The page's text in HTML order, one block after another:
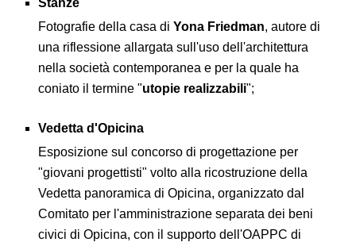
Stanze
Fotografie della casa di Yona Friedman, autore di
una riflessione allargata sull'uso dell'architettura
nella società contemporanea e per la quale ha
coniato il termine "utopie realizzabili";
Vedetta d'Opicina
Esposizione sul concorso di progettazione per
"giovani progettisti" volto alla ricostruzione della
Vedetta panoramica di Opicina, organizzato dal
Comitato per l'amministrazione separata dei beni
civici di Opicina, con il supporto dell'OAPPC di